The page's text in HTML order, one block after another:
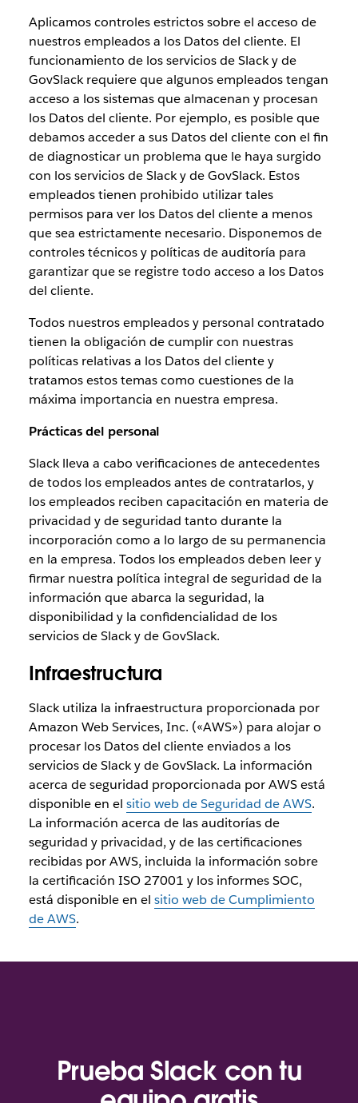
Aplicamos controles estrictos sobre el acceso de
nuestros empleados a los Datos del cliente. El
funcionamiento de los servicios de Slack y de
GovSlack requiere que algunos empleados tengan
acceso a los sistemas que almacenan y procesan
los Datos del cliente. Por ejemplo, es posible que
debamos acceder a sus Datos del cliente con el fin
de diagnosticar un problema que le haya surgido
con los servicios de Slack y de GovSlack. Estos
empleados tienen prohibido utilizar tales
permisos para ver los Datos del cliente a menos
que sea estrictamente necesario. Disponemos de
controles técnicos y políticas de auditoría para
garantizar que se registre todo acceso a los Datos
del cliente.
Todos nuestros empleados y personal contratado
tienen la obligación de cumplir con nuestras
políticas relativas a los Datos del cliente y
tratamos estos temas como cuestiones de la
máxima importancia en nuestra empresa.
Prácticas del personal
Slack lleva a cabo verificaciones de antecedentes
de todos los empleados antes de contratarlos, y
los empleados reciben capacitación en materia de
privacidad y de seguridad tanto durante la
incorporación como a lo largo de su permanencia
en la empresa. Todos los empleados deben leer y
firmar nuestra política integral de seguridad de la
información que abarca la seguridad, la
disponibilidad y la confidencialidad de los
servicios de Slack y de GovSlack.
Infraestructura
Slack utiliza la infraestructura proporcionada por
Amazon Web Services, Inc. («AWS») para alojar o
procesar los Datos del cliente enviados a los
servicios de Slack y de GovSlack. La información
acerca de seguridad proporcionada por AWS está
disponible en el sitio web de Seguridad de AWS.
La información acerca de las auditorías de
seguridad y privacidad, y de las certificaciones
recibidas por AWS, incluida la información sobre
la certificación ISO 27001 y los informes SOC,
está disponible en el sitio web de Cumplimiento
de AWS.
Prueba Slack con tu